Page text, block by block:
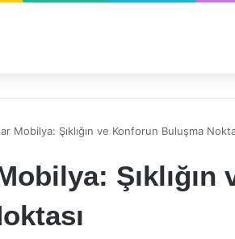
Mobilya: Şıklığın ve Konforun Buluşma
Şıklığın